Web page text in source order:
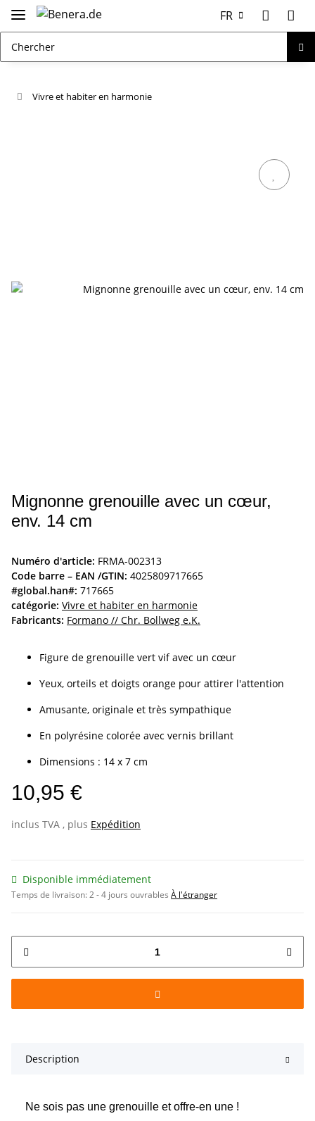
FR
Vivre et habiter en harmonie
Mignonne grenouille avec un cœur,
env. 14 cm
Numéro d'article: FRMA-002313
Code barre – EAN /GTIN: 4025809717665
#global.han#: 717665
catégorie: Vivre et habiter en harmonie
Fabricants: Formano // Chr. Bollweg e.K.
Figure de grenouille vert vif avec un cœur
Yeux, orteils et doigts orange pour attirer l'attention
Amusante, originale et très sympathique
En polyrésine colorée avec vernis brillant
Dimensions : 14 x 7 cm
10,95 €
inclus TVA , plus Expédition
Disponible immédiatement
Temps de livraison:2 - 4 jours ouvrables À l'étranger
Description
Ne sois pas une grenouille et offre-en une !